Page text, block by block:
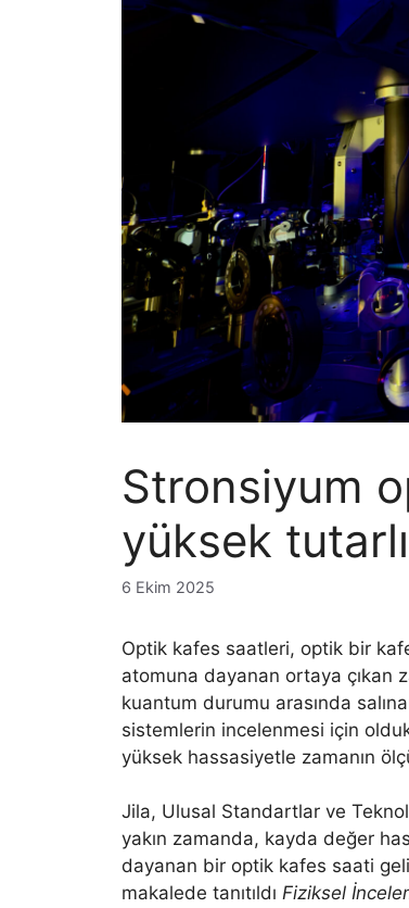
Stronsiyum
yüksek
6 Ekim 2025
Optik kafes saatleri, optik bir
atomuna dayanan ortaya çıkan
kuantum durumu arasında
sistemlerin incelenmesi için
yüksek hassasiyetle zamanın
Jila, Ulusal Standartlar ve
yakın zamanda, kayda değer
dayanan bir optik kafes saati
makalede tanıtıldı Fiziksel